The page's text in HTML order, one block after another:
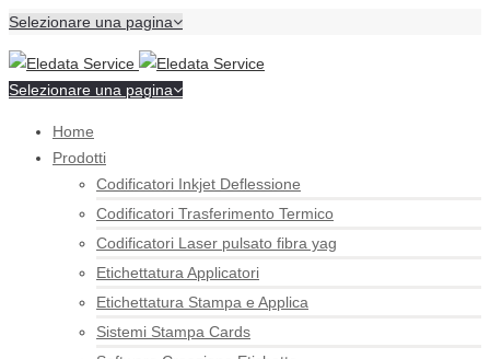
Selezionare una pagina
Selezionare una pagina
Home
Prodotti
Codificatori Inkjet Deflessione
Codificatori Trasferimento Termico
Codificatori Laser pulsato fibra yag
Etichettatura Applicatori
Etichettatura Stampa e Applica
Sistemi Stampa Cards